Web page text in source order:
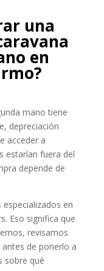
una
en
mano tiene
depreciación
acceder a
estarían fuera del
depende de
en
Eso significa que
revisamos
de ponerlo a
sobre qué